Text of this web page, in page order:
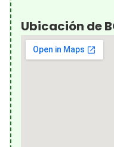
Ubicación de